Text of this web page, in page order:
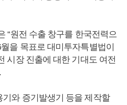
“원전 수출 창구를 한국전력으
을 목표로 대미투자특별법이
시장 진출에 대한 기대도 여전
와 증기발생기 등을 제작할